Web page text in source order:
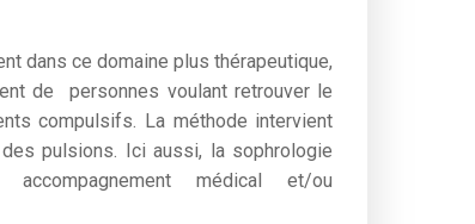
dans ce domaine plus thérapeutique,
de personnes voulant retrouver le
compulsifs. La méthode intervient
pulsions. Ici aussi, la sophrologie
médical et/ou